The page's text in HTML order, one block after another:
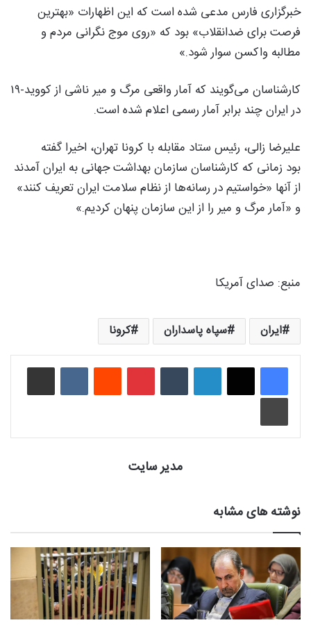
خبرگزاری فارس مدعی شده است که این اظهارات «بهترین
فرصت برای ضدانقلاب» بود که «روی موج نگرانی مردم و
مطالبه واکسن سوار شود.»
کارشناسان می‌‌گویند که آمار واقعی مرگ و میر ناشی از کووید-۱۹
در ایران چند برابر آمار رسمی اعلام شده است.
علیرضا زالی، رئیس ستاد مقابله با کرونا تهران، اخیرا گفته
بود زمانی که کارشناسان سازمان بهداشت جهانی به ایران آمدند
از آنها «خواستیم در رسانه‌ها از نظام سلامت ایران تعریف کنند»
و «آمار مرگ و میر را از این سازمان پنهان کردیم.»
منبع: صدای آمریکا
ایران سپاه پاسداران کرونا
لینکدین ‫پین‌ترست ‫رددیت
چاپ
مدیر سایت
نوشته های مشابه